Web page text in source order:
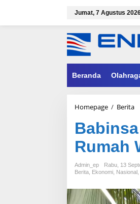
Jumat, 7 Agustus
Beranda
Homepage / Berita
Rumah
Admin_ep
Rabu, 13
Berita Ekonomi Nasional